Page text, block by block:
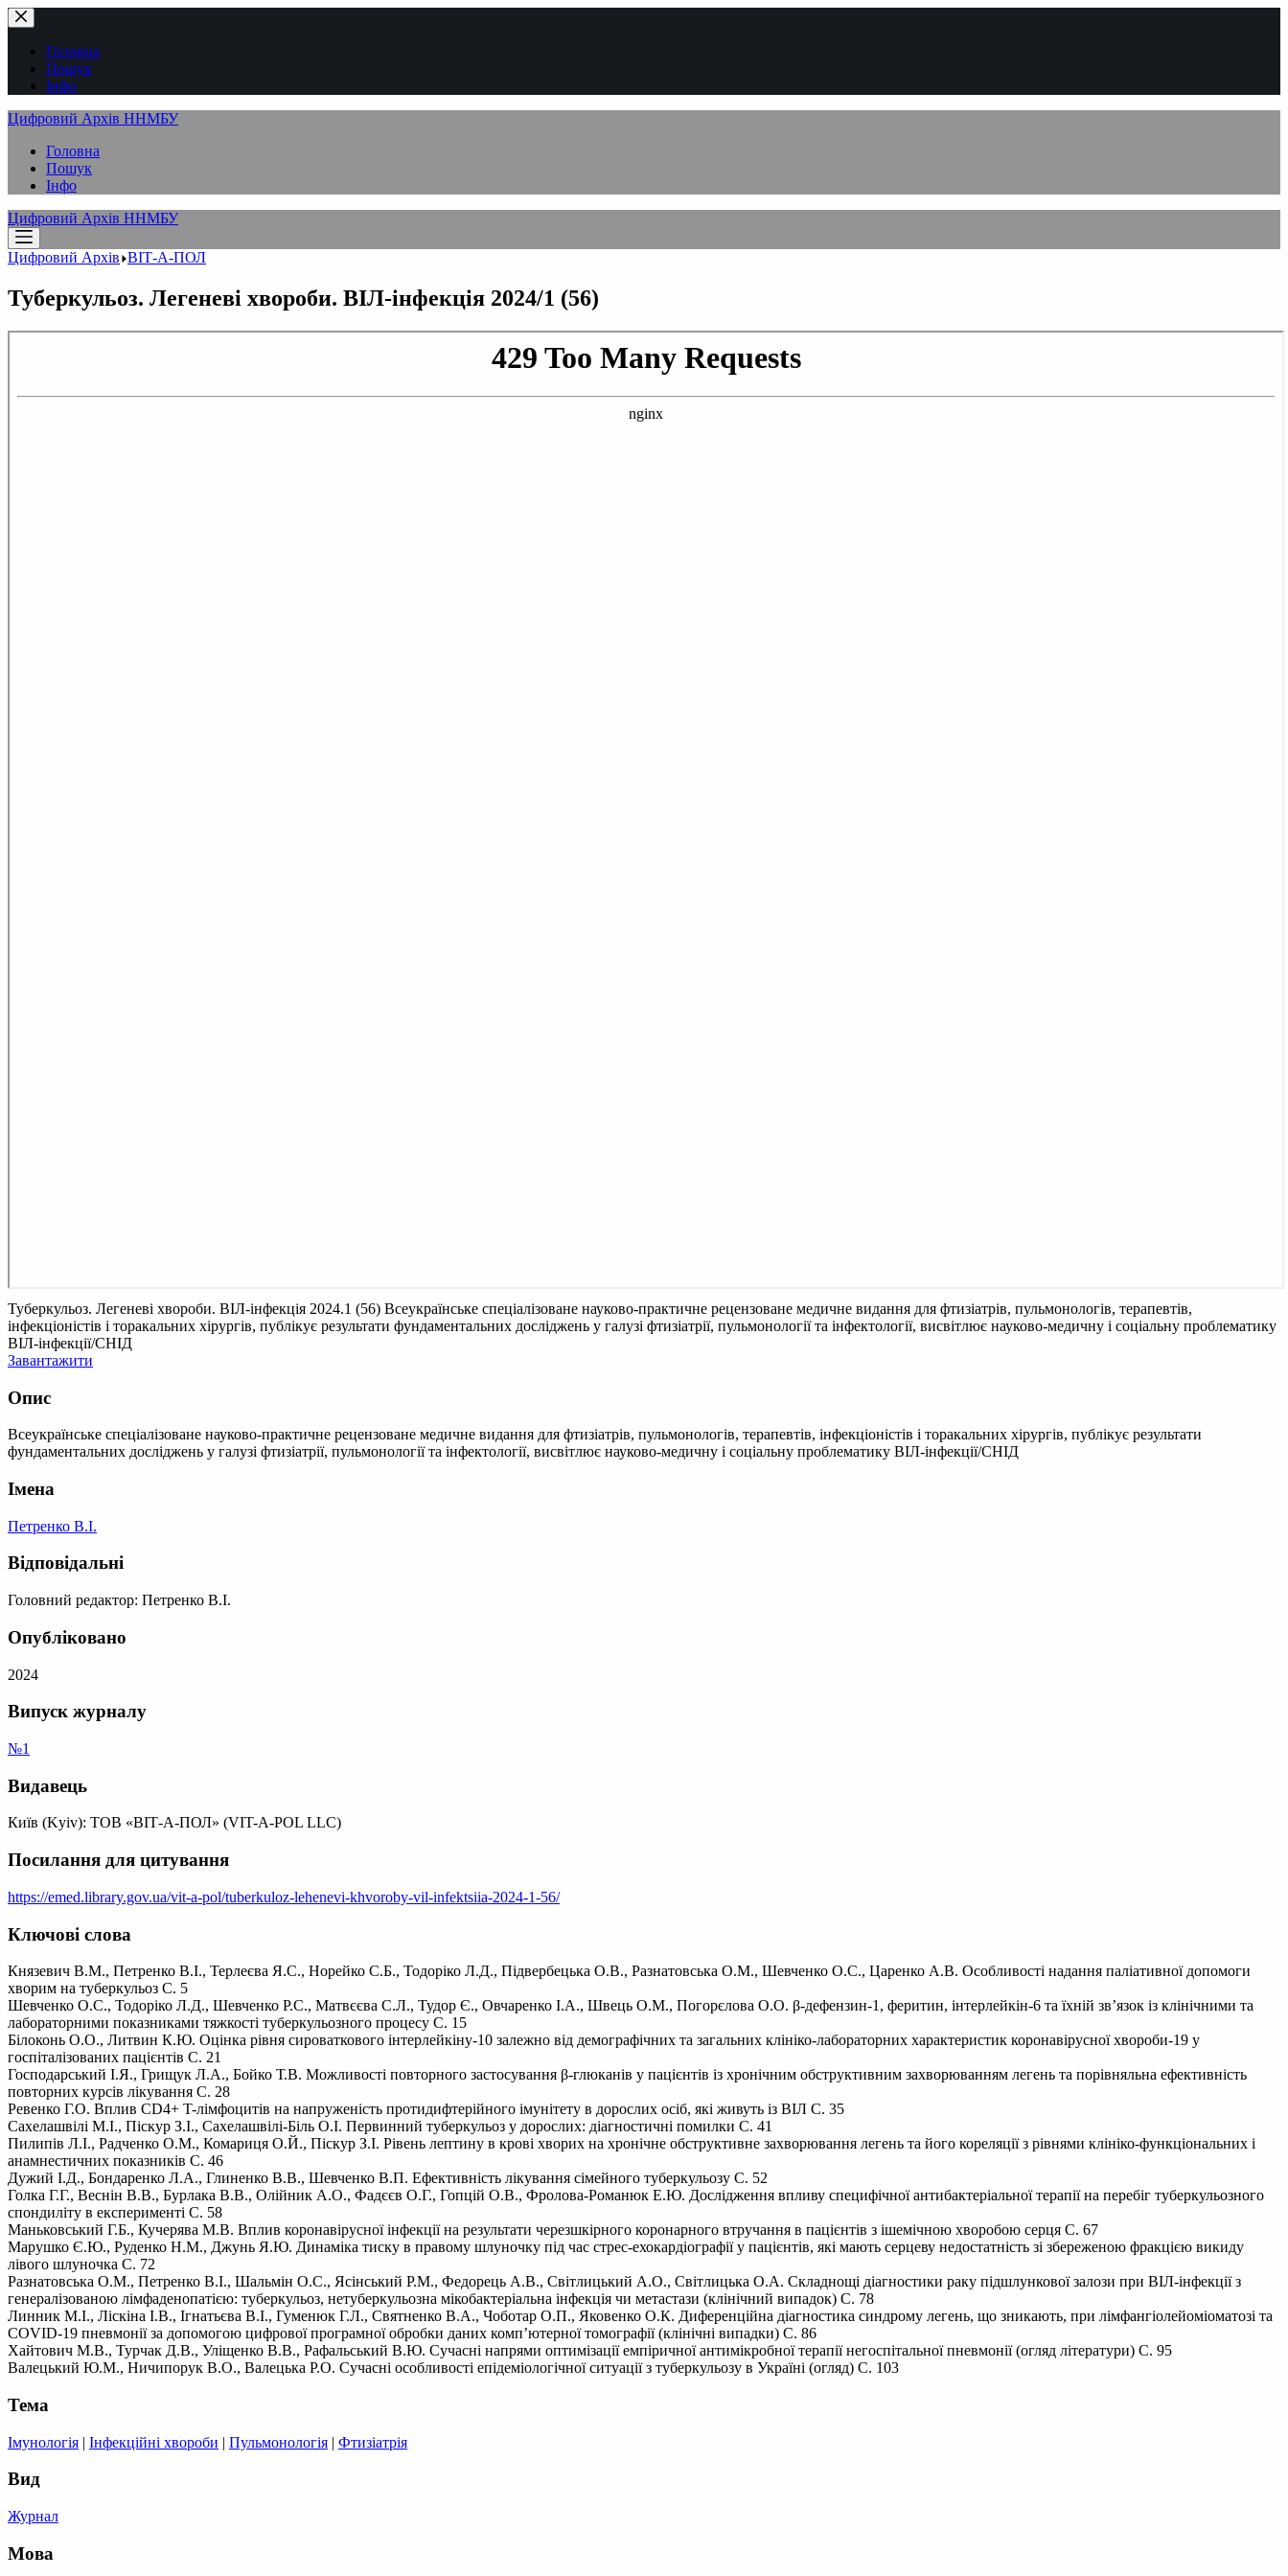
Перейти
до
вмістуГоловна
Пошук
Інфо
Цифровий Архів ННМБУ
Головна
Пошук
Інфо
Цифровий Архів ННМБУ
Цифровий Архів ВІТ-А-ПОЛ
Туберкульоз. Легеневі хвороби. ВІЛ-інфекція 2024/1 (56)
Туберкульоз. Легеневі хвороби. ВІЛ-інфекція 2024.1 (56) Всеукраїнське спеціалізоване науково-практичне рецензоване медичне видання для фтизіатрів, пульмонологів, терапевтів,
інфекціоністів і торакальних хірургів, публікує результати фундаментальних досліджень у галузі фтизіатрії, пульмонології та інфектології, висвітлює науково-медичну і соціальну проблематику
ВІЛ-інфекції/СНІД
Завантажити
Опис
Всеукраїнське спеціалізоване науково-практичне рецензоване медичне видання для фтизіатрів, пульмонологів, терапевтів, інфекціоністів і торакальних хірургів, публікує результати
фундаментальних досліджень у галузі фтизіатрії, пульмонології та інфектології, висвітлює науково-медичну і соціальну проблематику ВІЛ-інфекції/СНІД
Імена
Петренко В.І.
Відповідальні
Головний редактор: Петренко В.І.
Опубліковано
2024
Випуск журналу
№1
Видавець
Київ (Kyiv): ТОВ «ВІТ-А-ПОЛ» (VIT-A-POL LLC)
Посилання для цитування
https://emed.library.gov.ua/vit-a-pol/tuberkuloz-lehenevi-khvoroby-vil-infektsiia-2024-1-56/
Ключові слова
Князевич В.М., Петренко В.І., Терлеєва Я.С., Норейко С.Б., Тодоріко Л.Д., Підвербецька О.В., Разнатовська О.М., Шевченко О.С., Царенко А.В. Особливості надання паліативної допомоги
хворим на туберкульоз С. 5
Шевченко О.С., Тодоріко Л.Д., Шевченко Р.С., Матвєєва С.Л., Тудор Є., Овчаренко І.А., Швець О.М., Погорєлова О.О. β-дефензин-1, феритин, інтерлейкін-6 та їхній зв’язок із клінічними та
лабораторними показниками тяжкості туберкульозного процесу С. 15
Білоконь О.О., Литвин К.Ю. Оцінка рівня сироваткового інтерлейкіну-10 залежно від демографічних та загальних клініко-лабораторних характеристик коронавірусної хвороби-19 у
госпіталізованих пацієнтів С. 21
Господарський І.Я., Грищук Л.А., Бойко Т.В. Можливості повторного застосування β-глюканів у пацієнтів із хронічним обструктивним захворюванням легень та порівняльна ефективність
повторних курсів лікування С. 28
Ревенко Г.О. Вплив CD4+ T-лімфоцитів на напруженість протидифтерійного імунітету в дорослих осіб, які живуть із ВІЛ С. 35
Сахелашвілі М.І., Піскур З.І., Сахелашвілі-Біль О.І. Первинний туберкульоз у дорослих: діагностичні помилки С. 41
Пилипів Л.І., Радченко О.М., Комариця О.Й., Піскур З.І. Рівень лептину в крові хворих на хронічне обструктивне захворювання легень та його кореляції з рівнями клініко-функціональних і
анамнестичних показників С. 46
Дужий І.Д., Бондаренко Л.А., Глиненко В.В., Шевченко В.П. Ефективність лікування сімейного туберкульозу С. 52
Голка Г.Г., Веснін В.В., Бурлака В.В., Олійник А.О., Фадєєв О.Г., Гопцій О.В., Фролова-Романюк Е.Ю. Дослідження впливу специфічної антибактеріальної терапії на перебіг туберкульозного
спондиліту в експерименті С. 58
Маньковський Г.Б., Кучерява М.В. Вплив коронавірусної інфекції на результати черезшкірного коронарного втручання в пацієнтів з ішемічною хворобою серця С. 67
Марушко Є.Ю., Руденко Н.М., Джунь Я.Ю. Динаміка тиску в правому шлуночку під час стрес-ехокардіографії у пацієнтів, які мають серцеву недостатність зі збереженою фракцією викиду
лівого шлуночка С. 72
Разнатовська О.М., Петренко В.І., Шальмін О.С., Ясінський Р.М., Федорець А.В., Світлицький А.О., Світлицька О.А. Складнощі діагностики раку підшлункової залози при ВІЛ-інфекції з
генералізованою лімфаденопатією: туберкульоз, нетуберкульозна мікобактеріальна інфекція чи метастази (клінічний випадок) С. 78
Линник М.І., Ліскіна І.В., Ігнатьєва В.І., Гуменюк Г.Л., Святненко В.А., Чоботар О.П., Яковенко О.К. Диференційна діагностика синдрому легень, що зникають, при лімфангіолейоміоматозі та
COVID-19 пневмонії за допомогою цифрової програмної обробки даних комп’ютерної томографії (клінічні випадки) С. 86
Хайтович М.В., Турчак Д.В., Уліщенко В.В., Рафальський В.Ю. Сучасні напрями оптимізації емпіричної антимікробної терапії негоспітальної пневмонії (огляд літератури) С. 95
Валецький Ю.М., Ничипорук В.О., Валецька Р.О. Сучасні особливості епідеміологічної ситуації з туберкульозу в Україні (огляд) С. 103
Тема
Імунологія | Інфекційні хвороби | Пульмонологія | Фтизіатрія
Вид
Журнал
Мова